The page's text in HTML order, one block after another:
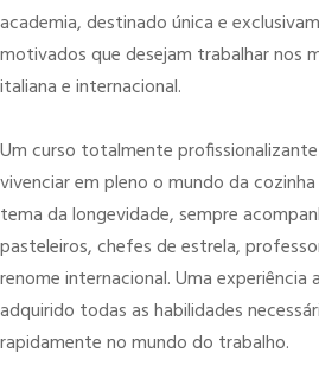
academia, destinado única e
motivados que desejam trabalhar nos
italiana e internacional.
Um curso totalmente
vivenciar em pleno o mundo da
tema da longevidade, sempre
pasteleiros, chefes de estrela,
renome internacional. Uma experiência
adquirido todas as habilidades
rapidamente no mundo do trabalho.